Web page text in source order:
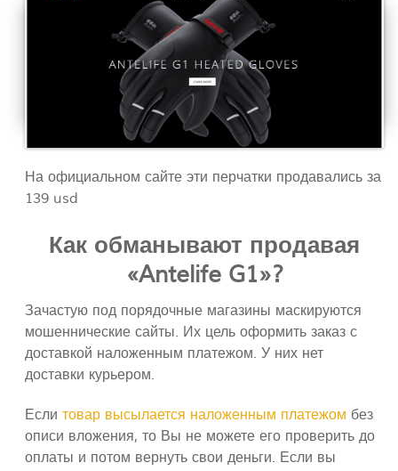
На официальном сайте эти перчатки продавались за
139 usd
Как обманывают продавая
«Antelife G1»?
Зачастую под порядочные магазины маскируются
мошеннические сайты. Их цель оформить заказ с
доставкой наложенным платежом. У них нет
доставки курьером.
Еслитовар высылается наложенным платежом без
описи вложения, то Вы не можете его проверить до
оплаты и потом вернуть свои деньги. Если вы